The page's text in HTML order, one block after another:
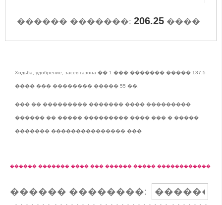
������ �������: 206.25 ����
Ходьба, удобрение, засев газона �� 1 ��� ������� ����� 137.5
���� ��� �������� ����� 55 ��.
��� �� ��������� ������� ���� ���������
������ �� ����� ��������� ���� ��� � �����
������� ��������������� ���
������ ������� ���� ��� ������ ����� ������������
������ ��������: